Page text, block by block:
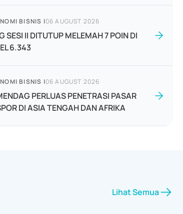
BISNIS |06 AUGUST 2026
SESI II DITUTUP MELEMAH 7 POIN DI
6.343
BISNIS |06 AUGUST 2026
PERLUAS PENETRASI PASAR
DI ASIA TENGAH DAN AFRIKA
Lihat Semua